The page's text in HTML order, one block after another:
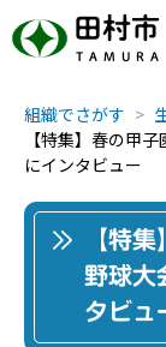
田村市
TAMURA
組織でさがす
【特集】春の甲
にインタビュー
【特
野球大
タビュ